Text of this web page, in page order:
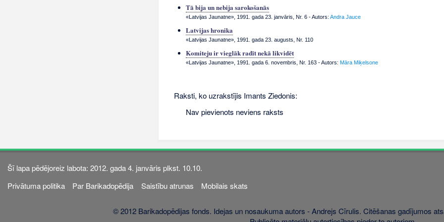
Tā bija un nebija sarokošanās
«Latvijas Jaunatne», 1991. gada 23. janvāris, Nr. 6- Autors: Andra Jauce
Latvijas hronika
«Latvijas Jaunatne», 1991. gada 23. augusts, Nr. 110
Komiteju ir vieglāk radīt nekā likvidēt
«Latvijas Jaunatne», 1991. gada 6. novembris, Nr. 163- Autors: Māra Miķelsone
Raksti, ko uzrakstījis Imants Ziedonis:
Nav pievienots neviens raksts
Šī lapa pēdējoreiz labota: 2012. gada 4. janvāris plkst. 10.10.
Privātuma politika
Par Barikadopēdija Saistību atrunas Mobilais skats
© 2012 Barikadopēdijas fonds. Idejas un nosaukuma autors - Andrejs Cīrulis. Citēšanas gadījumos